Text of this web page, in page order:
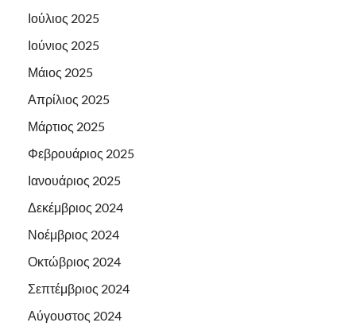
Ιούλιος 2025
Ιούνιος 2025
Μάιος 2025
Απρίλιος 2025
Μάρτιος 2025
Φεβρουάριος 2025
Ιανουάριος 2025
Δεκέμβριος 2024
Νοέμβριος 2024
Οκτώβριος 2024
Σεπτέμβριος 2024
Αύγουστος 2024